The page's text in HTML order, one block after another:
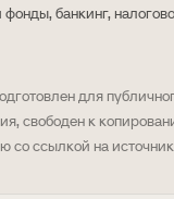
банкинг,
для
свободен к
со ссылкой на